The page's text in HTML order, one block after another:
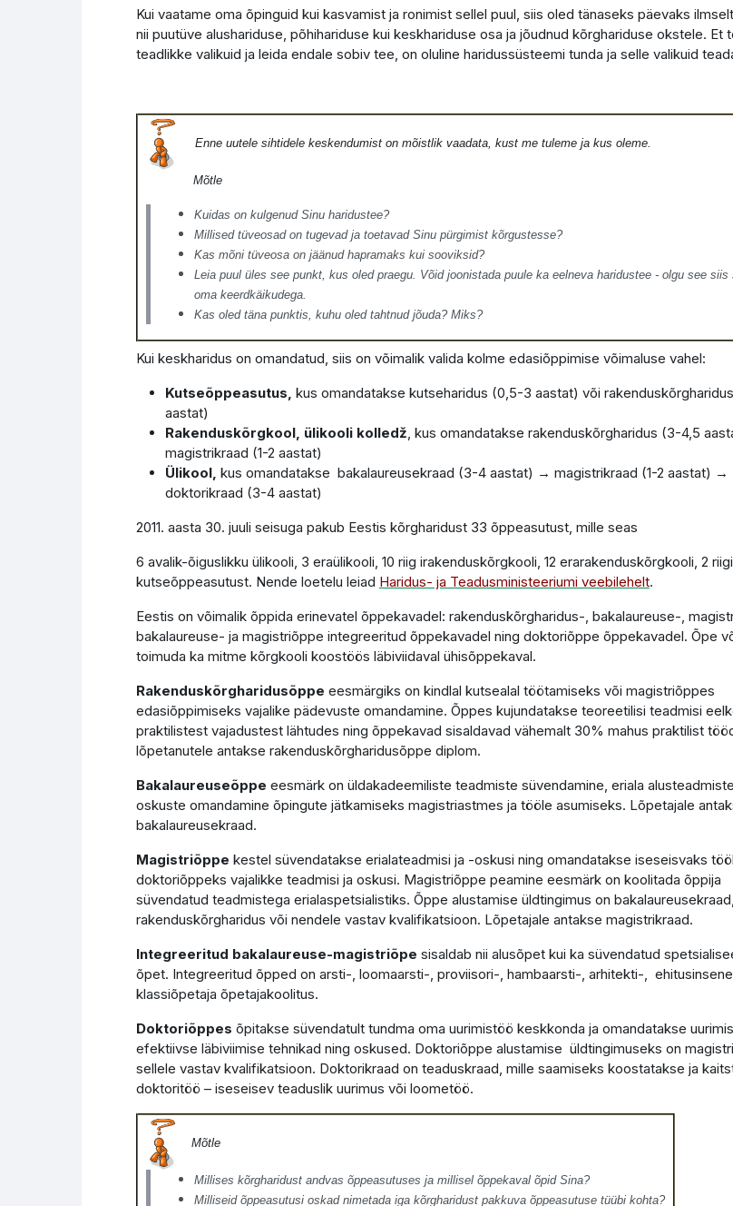
Kui vaatame oma õpinguid kui kasvamist ja ronimist sellel puul, siis oled tänaseks päevaks
nii puutüve alushariduse, põhihariduse kui keskhariduse osa ja jõudnud kõrghariduse okstele. Et
teadlikke valikuid ja leida endale sobiv tee, on oluline haridussüsteemi tunda ja selle valikuid
Enne uutele sihtidele keskendumist on mõistlik vaadata, kust me tuleme ja kus oleme.
Mõtle
Kuidas on kulgenud Sinu haridustee?
Millised tüveosad on tugevad ja toetavad Sinu pürgimist kõrgustesse?
Kas mõni tüveosa on jäänud hapramaks kui sooviksid?
Leia puul üles see punkt, kus oled praegu. Võid joonistada puule ka eelneva haridustee - olgu see siis
oma keerdkäikudega.
Kas oled täna punktis, kuhu oled tahtnud jõuda? Miks?
Kui keskharidus on omandatud, siis on võimalik valida kolme edasiõppimise võimaluse vahel:
Kutseõppeasutus, kus omandatakse kutseharidus (0,5-3 aastat) või
aastat)
Rakenduskõrgkool, ülikooli kolledž, kus omandatakse rakenduskõrgharidus (3-4,5
magistrikraad (1-2 aastat)
Ülikool, kus omandatakse bakalaureusekraad (3-4 aastat) → magistrikraad (1-2 aastat) →
doktorikraad (3-4 aastat)
2011. aasta 30. juuli seisuga pakub Eestis kõrgharidust 33 õppeasutust, mille seas
6 avalik-õiguslikku ülikooli, 3 eraülikooli, 10 riig irakenduskõrgkooli, 12 erarakenduskõrgkooli, 2 riigi
kutseõppeasutust. Nende loetelu leiad Haridus- ja Teadusministeeriumi veebilehelt.
Eestis on võimalik õppida erinevatel õppekavadel: rakenduskõrgharidus-, bakalaureuse-,
bakalaureuse- ja magistriõppe integreeritud õppekavadel ning doktoriõppe õppekavadel. Õpe
toimuda ka mitme kõrgkooli koostöös läbiviidaval ühisõppekaval.
Rakenduskõrgharidusõppe eesmärgiks on kindlal kutsealal töötamiseks või magistriõppes
edasiõppimiseks vajalike pädevuste omandamine. Õppes kujundatakse teoreetilisi teadmisi
praktilistest vajadustest lähtudes ning õppekavad sisaldavad vähemalt 30% mahus praktilist
lõpetanutele antakse rakenduskõrgharidusõppe diplom.
Bakalaureuseõppe eesmärk on üldakadeemiliste teadmiste süvendamine, eriala
oskuste omandamine õpingute jätkamiseks magistriastmes ja tööle asumiseks. Lõpetajale
bakalaureusekraad.
Magistriõppe kestel süvendatakse erialateadmisi ja -oskusi ning omandatakse iseseisvaks
doktoriõppeks vajalikke teadmisi ja oskusi. Magistriõppe peamine eesmärk on koolitada õppija
süvendatud teadmistega erialaspetsialistiks. Õppe alustamise üldtingimus on bakalaureusekraad,
rakenduskõrgharidus või nendele vastav kvalifikatsioon. Lõpetajale antakse magistrikraad.
Integreeritud bakalaureuse-magistriõpe sisaldab nii alusõpet kui ka süvendatud
õpet. Integreeritud õpped on arsti-, loomaarsti-, proviisori-, hambaarsti-, arhitekti-,
klassiõpetaja õpetajakoolitus.
Doktoriõppes õpitakse süvendatult tundma oma uurimistöö keskkonda ja omandatakse
efektiivse läbiviimise tehnikad ning oskused. Doktoriõppe alustamise üldtingimuseks on
sellele vastav kvalifikatsioon. Doktorikraad on teaduskraad, mille saamiseks koostatakse ja
doktoritöö – iseseisev teaduslik uurimus või loometöö.
Mõtle
Millises kõrgharidust andvas õppeasutuses ja millisel õppekaval õpid Sina?
Milliseid õppeasutusi oskad nimetada iga kõrgharidust pakkuva õppeasutuse tüübi kohta?